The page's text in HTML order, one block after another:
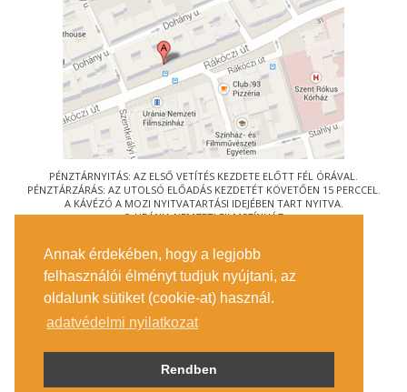
Annak érdekében, hogy a legjobb
felhasználói élményt tudjuk nyújtani, az
oldalunk sütiket (cookie-at) használ.
adatvédelmi nyilatkozat
Rendben
PÉNZTÁRNYITÁS: AZ ELSŐ VETÍTÉS KEZDETE ELŐTT FÉL ÓRÁVAL.
PÉNZTÁRZÁRÁS: AZ UTOLSÓ ELŐADÁS KEZDETÉT KÖVETŐEN 15 PERCCEL.
A KÁVÉZÓ A MOZI NYITVATARTÁSI IDEJÉBEN TART NYITVA.
© URÁNIA NEMZETI FILMSZÍNHÁZ
1088 BUDAPEST, RÁKÓCZI ÚT 21.
MEGKÖZELÍTÉS
JEGYINFORMÁCIÓ
ÍRJON NEKÜNK!
KÖZÉRDEKŰ ADATOK